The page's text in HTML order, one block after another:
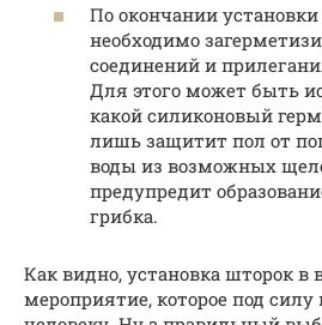
По окончании установки
необходимо
соединений и
Для этого может быть
какой силиконовый
лишь защитит пол от
воды из возможных
предупредит
грибка.
Как видно, установка шторок в
мероприятие, которое под